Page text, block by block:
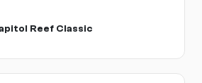
Reef Classic